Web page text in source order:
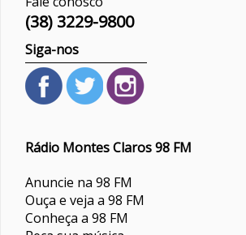
(38) 3229-9800
Siga-nos
Rádio Montes Claros 98 FM
Anuncie na 98 FM
Ouça e veja a 98 FM
Conheça a 98 FM